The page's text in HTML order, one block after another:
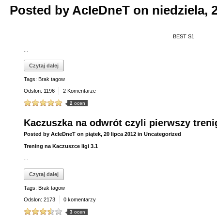
Posted by AcIeDneT on niedziela,
BEST S1
Czytaj dalej
Tags: Brak tagow
Odslon: 1196
2 Komentarze
2 ocen
Kaczuszka na odwrót czyli pierwszy
Posted by AcIeDneT on piątek, 20 lipca 2012 in Uncategorized
Trening na Kaczuszce ligi 3.1
Czytaj dalej
Tags: Brak tagow
Odslon: 2173
0 komentarzy
3 ocen